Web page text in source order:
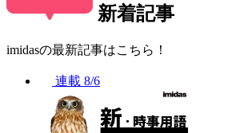
新着記事
imidasの最新記事はこちら！
連載 8/6